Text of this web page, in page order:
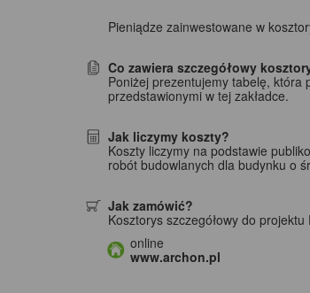
Pieniądze zainwestowane w
Co zawiera szczegółowy
Poniżej prezentujemy tabelę, która
przedstawionymi w tej zakładce.
Jak liczymy koszty?
Koszty liczymy na podstawie
robót budowlanych dla budynku o
Jak zamówić?
Kosztorys szczegółowy do
online
www.archon.pl